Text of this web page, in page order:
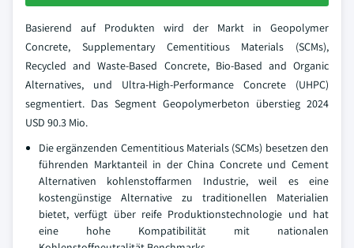
Basierend auf Produkten wird der Markt in Geopolymer
Concrete, Supplementary Cementitious Materials (SCMs),
Recycled and Waste-Based Concrete, Bio-Based and Organic
Alternatives, und Ultra-High-Performance Concrete (UHPC)
segmentiert. Das Segment Geopolymerbeton überstieg 2024
USD 90.3 Mio.
Die ergänzenden Cementitious Materials (SCMs) besetzen den
führenden Marktanteil in der China Concrete und Cement
Alternativen kohlenstoffarmen Industrie, weil es eine
kostengünstige Alternative zu traditionellen Materialien
bietet, verfügt über reife Produktionstechnologie und hat
eine hohe Kompatibilität mit nationalen